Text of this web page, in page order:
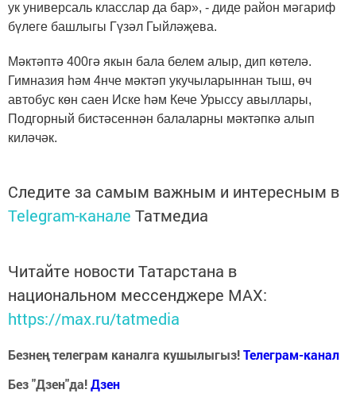
ук универсаль класслар да бар», - диде район мәгариф
бүлеге башлыгы Гүзәл Гыйләҗева.
Мәктәптә 400гә якын бала белем алыр, дип көтелә.
Гимназия һәм 4нче мәктәп укучыларыннан тыш, өч
автобус көн саен Иске һәм Кече Урыссу авыллары,
Подгорный бистәсеннән балаларны мәктәпкә алып
киләчәк.
Следите за самым важным и интересным в
Telegram-канале Татмедиа
Читайте новости Татарстана в
национальном мессенджере MАХ:
https://max.ru/tatmedia
Безнең телеграм каналга кушылыгыз!Телеграм-канал
Без "Дзен"да!Дзен